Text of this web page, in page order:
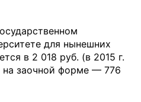
для нынешних
в 2 018 руб. (в 2015 г.
заочной форме — 776